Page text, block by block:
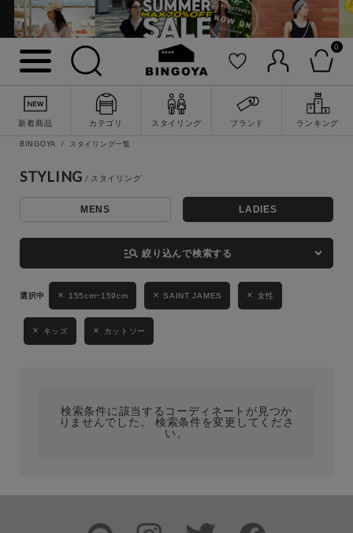
0
新着商品 カテゴリ スタイリング ブランド ランキング
詳細検索
キーワード
性別
MENS LADIES KIDS
ブランド
BINGOYA スタイリング一覧
STYLING
MENS LADIES
manage_search 絞り込んで検索する
155cm~159cm SAINT JAMES 女性
キッズ カットソー
検索条件に該当するコーディネートが見つか
りませんでした。 検索条件を変更してくださ
い。